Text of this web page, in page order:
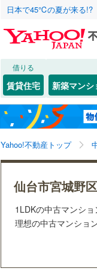
日本で45℃の夏が来る!?
借りる
賃貸住宅 新築マンシ
Yahoo!不動産トップ
仙台市宮城野
1LDKの中古マンシ
理想の中古マンショ
北海道
東北
関東
東海
中国
仙台市
宮城県のそのほ
JR
私鉄・その他
こだわり条件